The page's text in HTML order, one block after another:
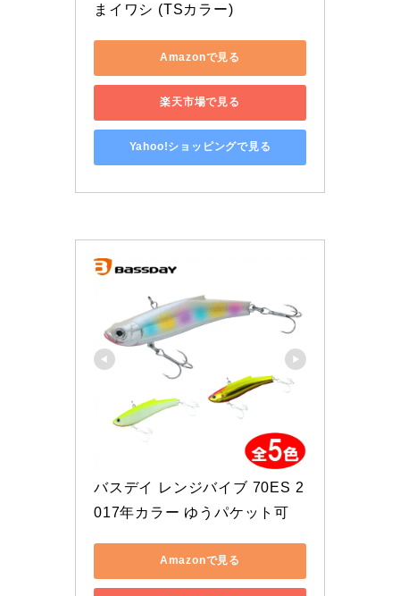
まイワシ (TSカラー)
Amazonで見る
楽天市場で見る
Yahoo!ショッピングで見る
バスデイ レンジバイブ 70ES 2
017年カラー ゆうパケット可
Amazonで見る